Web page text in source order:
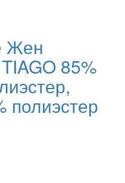
Жен
85%
полиэстер